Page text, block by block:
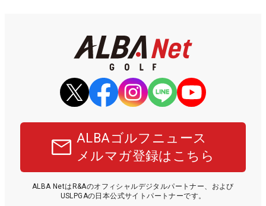
ALBAゴルフニュース
メルマガ登録はこちら
ALBA NetはR&Aのオフィシャルデジタルパートナー、および
USLPGAの日本公式サイトパートナーです。